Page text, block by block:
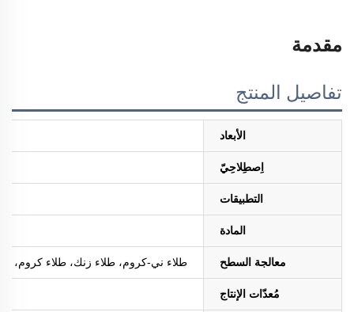
مقدمة
تفاصيل المنتج
الأبعاد
اِصطِلاحِيّ
التطبيقات
المادة
معالجة السطح طلاء ني-كروم، طلاء زنك، طلاء كروم، طلاء
مُعدّات الإنتاج